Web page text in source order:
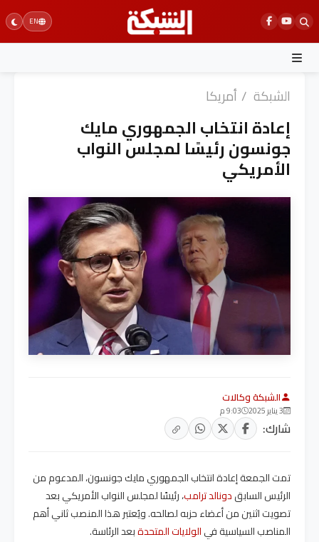
Skip
to
content
EN
الشبكة / أمريكا
إعادة انتخاب الجمهوري مايك
جونسون رئيسًا لمجلس النواب
الأمريكي
الشبكة وكالات
3 يناير 2025 9:03 م
شارك:
تمت الجمعة إعادة انتخاب الجمهوري مايك جونسون، المدعوم من
الرئيس السابقدونالد ترامب، رئيسًا لمجلس النواب الأمريكي بعد
تصويت اثنين من أعضاء حزبه لصالحه. ويُعتبر هذا المنصب ثاني أهم
المناصب السياسية فيالولايات المتحدةبعد الرئاسة.